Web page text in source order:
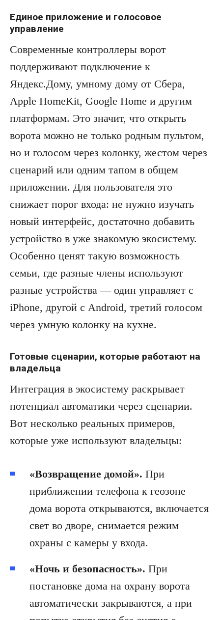
Единое приложение и голосовое
управление
Современные контроллеры ворот
поддерживают подключение к
Яндекс.Дому, умному дому от Сбера,
Apple HomeKit, Google Home и другим
платформам. Это значит, что открыть
ворота можно не только родным пультом,
но и голосом через колонку, жестом через
сценарий или одним тапом в общем
приложении. Для пользователя это
снижает порог входа: не нужно изучать
новый интерфейс, достаточно добавить
устройство в уже знакомую экосистему.
Особенно ценят такую возможность
семьи, где разные члены используют
разные устройства — один управляет с
iPhone, другой с Android, третий голосом
через умную колонку на кухне.
Готовые сценарии, которые работают на
владельца
Интеграция в экосистему раскрывает
потенциал автоматики через сценарии.
Вот несколько реальных примеров,
которые уже используют владельцы:
«Возвращение домой». При
приближении телефона к геозоне
дома ворота открываются, включается
свет во дворе, снимается режим
охраны с камеры у входа.
«Ночь и безопасность». При
постановке дома на охрану ворота
автоматически закрываются, а при